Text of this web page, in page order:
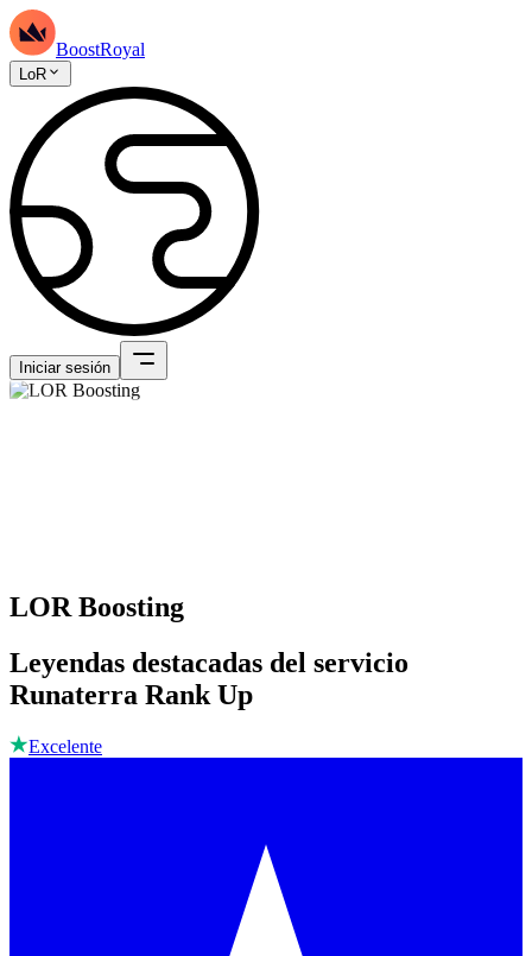
BoostRoyal
LoR
Iniciar sesión
LOR Boosting
Leyendas destacadas del servicio
Runaterra Rank Up
Excelente